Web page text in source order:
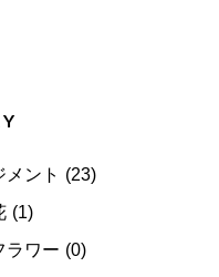
メント (23)
(1)
ラワー (0)